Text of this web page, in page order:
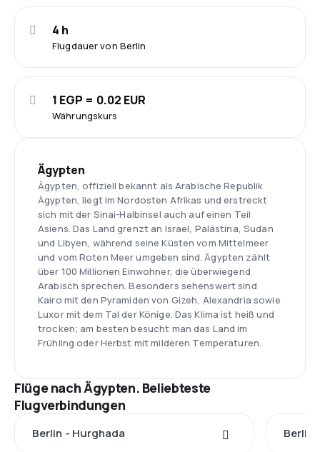
Flugdauer von Berlin
4 h
Währungskurs
1 EGP = 0.02 EUR
Ägypten
Ägypten, offiziell bekannt als Arabische Republik
Ägypten, liegt im Nordosten Afrikas und erstreckt
sich mit der Sinai-Halbinsel auch auf einen Teil
Asiens. Das Land grenzt an Israel, Palästina, Sudan
und Libyen, während seine Küsten vom Mittelmeer
und vom Roten Meer umgeben sind. Ägypten zählt
über 100 Millionen Einwohner, die überwiegend
Arabisch sprechen. Besonders sehenswert sind
Kairo mit den Pyramiden von Gizeh, Alexandria sowie
Luxor mit dem Tal der Könige. Das Klima ist heiß und
trocken; am besten besucht man das Land im
Frühling oder Herbst mit milderen Temperaturen.
Flüge nach Ägypten. Beliebteste
Flugverbindungen
Berlin - Hurghada Berlin